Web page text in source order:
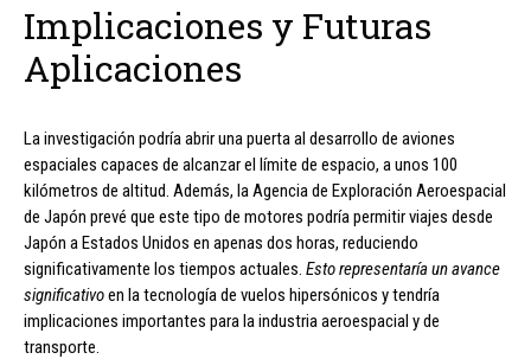
Implicaciones y Futuras
Aplicaciones
La investigación podría abrir una puerta al desarrollo de aviones
espaciales capaces de alcanzar el límite de espacio, a unos 100
kilómetros de altitud. Además, la Agencia de Exploración Aeroespacial
de Japón prevé que este tipo de motores podría permitir viajes desde
Japón a Estados Unidos en apenas dos horas, reduciendo
significativamente los tiempos actuales. Esto representaría un avance
significativoen la tecnología de vuelos hipersónicos y tendría
implicaciones importantes para la industria aeroespacial y de
transporte.